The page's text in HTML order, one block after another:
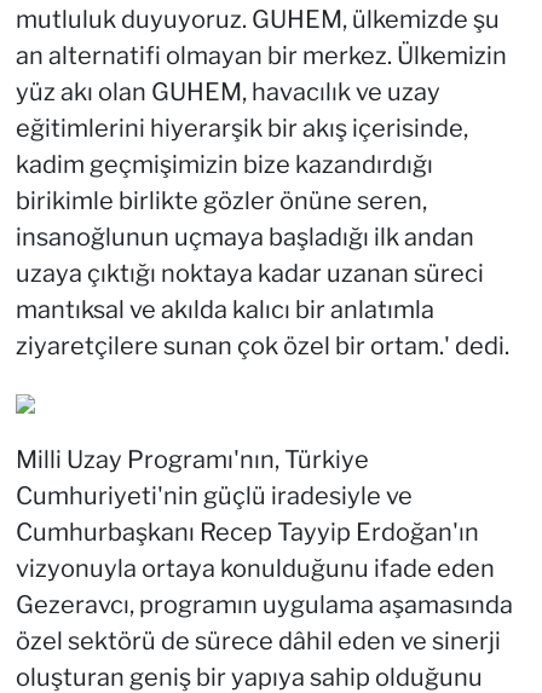
mutluluk duyuyoruz. GUHEM, ülkemizde şu
an alternatifi olmayan bir merkez. Ülkemizin
yüz akı olan GUHEM, havacılık ve uzay
eğitimlerini hiyerarşik bir akış içerisinde,
kadim geçmişimizin bize kazandırdığı
birikimle birlikte gözler önüne seren,
insanoğlunun uçmaya başladığı ilk andan
uzaya çıktığı noktaya kadar uzanan süreci
mantıksal ve akılda kalıcı bir anlatımla
ziyaretçilere sunan çok özel bir ortam.' dedi.
Milli Uzay Programı'nın, Türkiye
Cumhuriyeti'nin güçlü iradesiyle ve
Cumhurbaşkanı Recep Tayyip Erdoğan'ın
vizyonuyla ortaya konulduğunu ifade eden
Gezeravcı, programın uygulama aşamasında
özel sektörü de sürece dâhil eden ve sinerji
oluşturan geniş bir yapıya sahip olduğunu